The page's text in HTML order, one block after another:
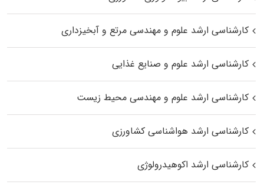
کارشناسی ارشد علوم و مهندسی مرتع و آبخیزداری
کارشناسی ارشد علوم و صنایع غذایی
کارشناسی ارشد علوم و مهندسی محیط زیست
کارشناسی ارشد هواشناسی کشاورزی
کارشناسی ارشد اکوهیدرولوژی